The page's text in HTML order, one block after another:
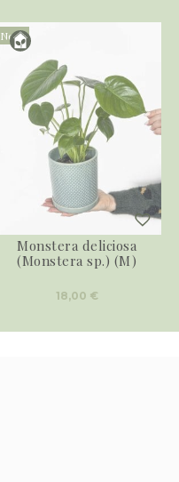
Novo
Monstera deliciosa
(Monstera sp.) (M)
18,00 €